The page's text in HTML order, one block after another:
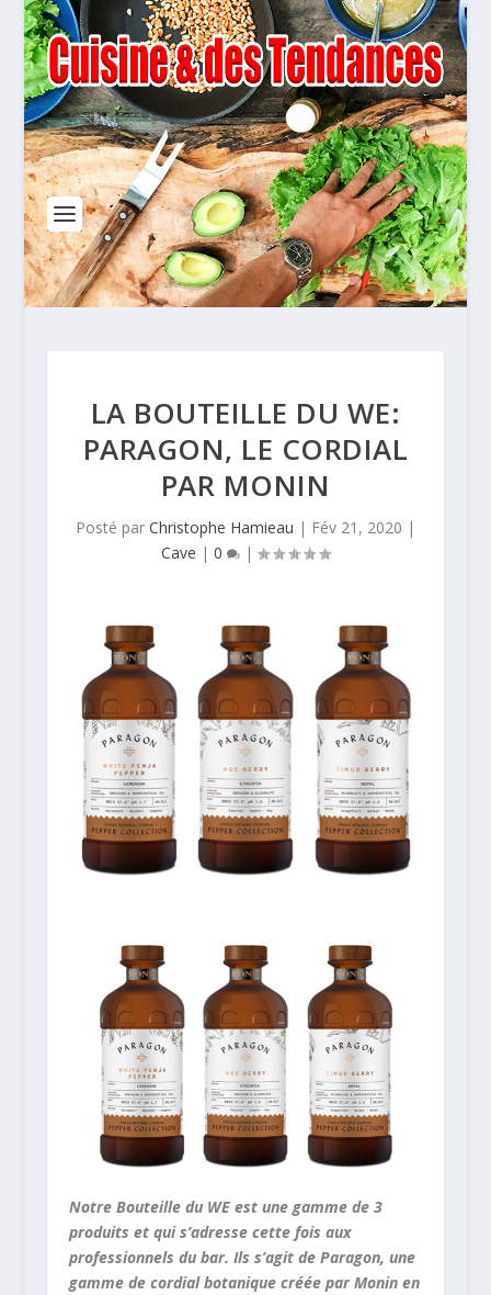
LA BOUTEILLE DU WE:
PARAGON, LE CORDIAL
PAR MONIN
Posté par Christophe Hamieau | Fév 21, 2020 |
Cave | 0 |
Notre Bouteille du WE est une gamme de 3
produits et qui s’adresse cette fois aux
professionnels du bar. Ils s’agit de Paragon, une
gamme de cordial botanique créée par Monin en